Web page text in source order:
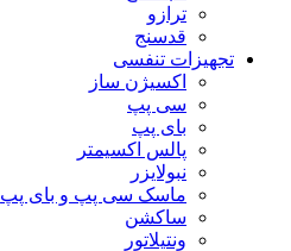
ترازو
قدسنج
تجهیزات تنفسی
اکسیژن ساز
سی پپ
بای پپ
پالس اکسیمتر
نبولایزر
ماسک سی پپ و بای پپ
ساکشن
ونتیلاتور